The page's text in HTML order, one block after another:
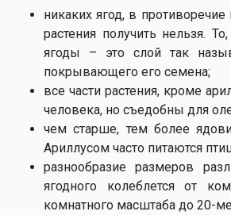
никаких ягод, в противоречие
растения получить нельзя.
ягоды – это слой так
покрывающего его семена;
все части растения, кроме
человека, но съедобны для
чем старше, тем более
Ариллусом часто питаются
разнообразие размеров
ягодного колеблется от
комнатного масштаба до 20-